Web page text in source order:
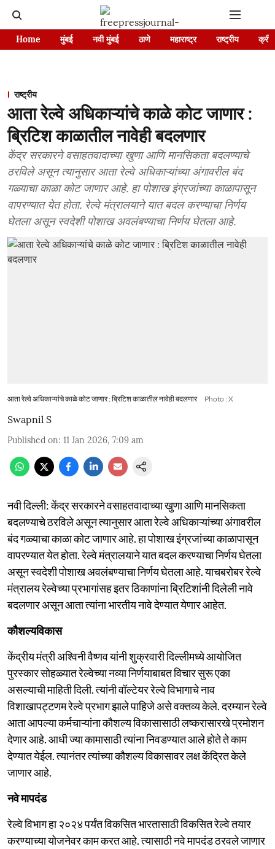
Home मुंबई नवी मुंबई ठाणे महाराष्ट्र राष्ट्रीय
राष्ट्रीय
आता रेल्वे अधिकाऱ्यांचे काळे कोट जाणार :
ब्रिटिश काळातील नावेही बदलणार
केंद्र सरकारने वसाहतवादाच्या खुणा आणि मानसिकता बदलण्याचे
ठरविले असून त्यानुसार आता रेल्वे अधिकाऱ्यांच्या अंगावरील बंद
गळ्याचा काळा कोट जाणार आहे. हा पोशाख इंग्रजांच्या काळापासून
वापरण्यात येत होता. रेल्वे मंत्रालयाने यात बदल करण्याचा निर्णय
घेतला असून स्वदेशी पोशाख अवलंबण्याचा निर्णय घेतला आहे.
आता रेल्वे अधिकाऱ्यांचे काळे कोट जाणार : ब्रिटिश काळातील नावेही बदलणार Photo : X
Swapnil S
Published on: 11 Jan 2026, 7:09 am
नवी दिल्ली: केंद्र सरकारने वसाहतवादाच्या खुणा आणि मानसिकता
बदलण्याचे ठरविले असून त्यानुसार आता रेल्वे अधिकाऱ्यांच्या अंगावरील
बंद गळ्याचा काळा कोट जाणार आहे. हा पोशाख इंग्रजांच्या काळापासून
वापरण्यात येत होता. रेल्वे मंत्रालयाने यात बदल करण्याचा निर्णय घेतला
असून स्वदेशी पोशाख अवलंबण्याचा निर्णय घेतला आहे. याचबरोबर रेल्वे
मंत्रालय रेल्वेच्या प्रभागांसह इतर ठिकाणांना ब्रिटिशांनी दिलेली नावे
बदलणार असून आता त्यांना भारतीय नावे देण्यात येणार आहेत.
कौशल्यविकास
केंद्रीय मंत्री अश्विनी वैष्णव यांनी शुक्रवारी दिल्लीमध्ये आयोजित
पुरस्कार सोहळ्यात रेल्वेच्या नव्या निर्णयाबाबत विचार सुरू एका
असल्याची माहिती दिली. त्यांनी वॉल्टेयर रेल्वे विभागाचे नाव
विशाखापट्टणम रेल्वे प्रभाग झाले पाहिजे असे वक्तव्य केले. दरम्यान रेल्वे
आता आपल्या कर्मचाऱ्यांना कौशल्य विकासासाठी लष्करासारखे प्रमोशन
देणार आहे. आधी ज्या कामासाठी त्यांना निवडण्यात आले होते ते काम
देण्यात येईल. त्यानंतर त्यांच्या कौशल्य विकासावर लक्ष केंद्रित केले
जाणार आहे.
नवे मापदंड
रेल्वे विभाग हा २०२४ पर्यंत विकसित भारतासाठी विकसित रेल्वे तयार
करण्याच्या योजनेवर काम करत आहे. त्यासाठी नवे मापदंड ठरवले जाणार